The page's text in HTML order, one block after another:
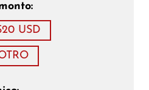
USD